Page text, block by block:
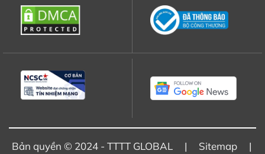
Bản quyền © 2024 - TTTT GLOBAL | Sitemap|